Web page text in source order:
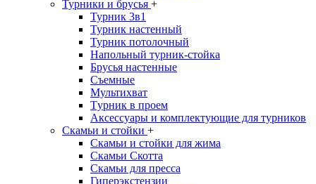
Турники и брусья +
Турник 3в1
Турник настенный
Турник потолочный
Напольный турник-стойка
Брусья настенные
Съемные
Мультихват
Tурник в проем
Аксессуары и комплектующие для турников
Скамьи и стойки +
Скамьи и стойки для жима
Скамьи Скотта
Скамьи для пресса
Гиперэкстензии